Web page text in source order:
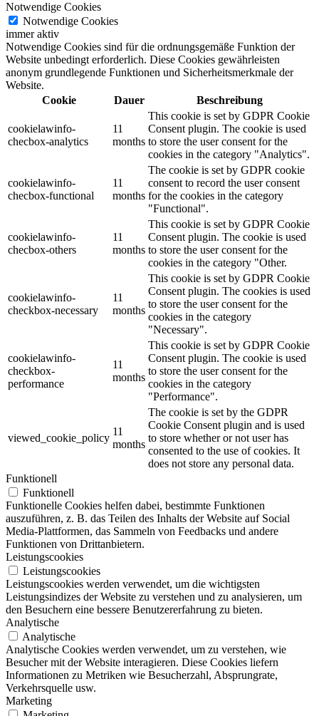
Notwendige Cookies
Notwendige Cookies
immer aktiv
Notwendige Cookies sind für die ordnungsgemäße Funktion der
Website unbedingt erforderlich. Diese Cookies gewährleisten
anonym grundlegende Funktionen und Sicherheitsmerkmale der
Website.
Cookie
Dauer Beschreibung
cookielawinfo-
checbox-analytics
11
months
This cookie is set by GDPR Cookie
Consent plugin. The cookie is used
to store the user consent for the
cookies in the category "Analytics".
cookielawinfo-
checbox-functional
11
months
The cookie is set by GDPR cookie
consent to record the user consent
for the cookies in the category
"Functional".
cookielawinfo-
checbox-others
11
months
This cookie is set by GDPR Cookie
Consent plugin. The cookie is used
to store the user consent for the
cookies in the category "Other.
cookielawinfo-
checkbox-necessary
11
months
This cookie is set by GDPR Cookie
Consent plugin. The cookies is used
to store the user consent for the
cookies in the category
"Necessary".
cookielawinfo-
checkbox-
performance
11
months
This cookie is set by GDPR Cookie
Consent plugin. The cookie is used
to store the user consent for the
cookies in the category
"Performance".
viewed_cookie_policy
11
months
The cookie is set by the GDPR
Cookie Consent plugin and is used
to store whether or not user has
consented to the use of cookies. It
does not store any personal data.
Funktionell
Funktionell
Funktionelle Cookies helfen dabei, bestimmte Funktionen
auszuführen, z. B. das Teilen des Inhalts der Website auf Social
Media-Plattformen, das Sammeln von Feedbacks und andere
Funktionen von Drittanbietern.
Leistungscookies
Leistungscookies
Leistungscookies werden verwendet, um die wichtigsten
Leistungsindizes der Website zu verstehen und zu analysieren, um
den Besuchern eine bessere Benutzererfahrung zu bieten.
Analytische
Analytische
Analytische Cookies werden verwendet, um zu verstehen, wie
Besucher mit der Website interagieren. Diese Cookies liefern
Informationen zu Metriken wie Besucherzahl, Absprungrate,
Verkehrsquelle usw.
Marketing